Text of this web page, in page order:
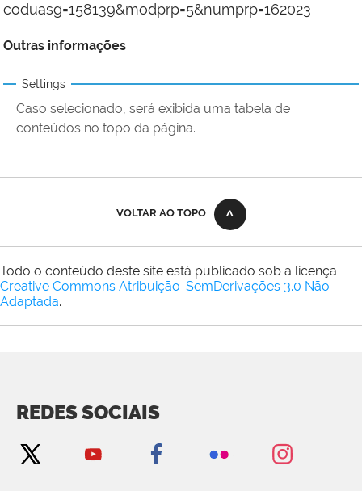
coduasg=158139&modprp=5&numprp=162023
Outras informações
Settings
Caso selecionado, será exibida uma tabela de
conteúdos no topo da página.
VOLTAR AO TOPO
Todo o conteúdo deste site está publicado sob a licença
Creative Commons Atribuição-SemDerivações 3.0 Não
Adaptada.
REDES SOCIAIS